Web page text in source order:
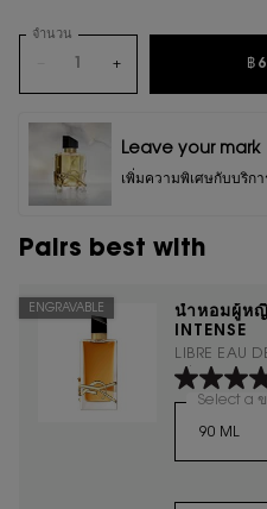
จำนวน
+ ฿
Leave your mark
เพิ่มความพิเศษกับบริก
Pairs best with
น้ำหอมผู้หญิ
INTENSE
LIBRE EAU
กลิ่นฟลอรัล ม
มากกว่าที่เค
ENGRAVABLE
Select a